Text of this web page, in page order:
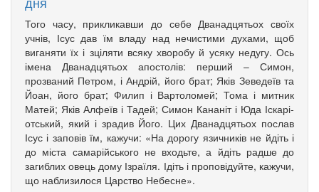
Того часу, прикликавши до себе Дванадцятьох своїх
учнів, Ісус дав їм владу над нечистими духами, щоб
вига­няти їх і зціляти всяку хворобу й усяку недугу. Ось
імена Дванадцятьох апо­столів: перший – Симон,
прозваний Петром, і Андрій, його брат; Яків Зе­­ведеїв та
Йоан, його брат; Филип і Вартоломей; Тома і мит­ник
Матей; Яків Алфеїв і Та­дей; Симон Кананіт і Юда Іска­рі­
от­ський, який і зрадив Його. Цих Дванадцятьох послав
Ісус і заповів їм, кажучи: «На дорогу язич­ників не йдіть і
до міста самарійського не входьте, а йдіть радше до
загиблих овець дому Ізраїля. Ідіть і проповідуйте, кажучи,
що наблизилося Царство Небесне».